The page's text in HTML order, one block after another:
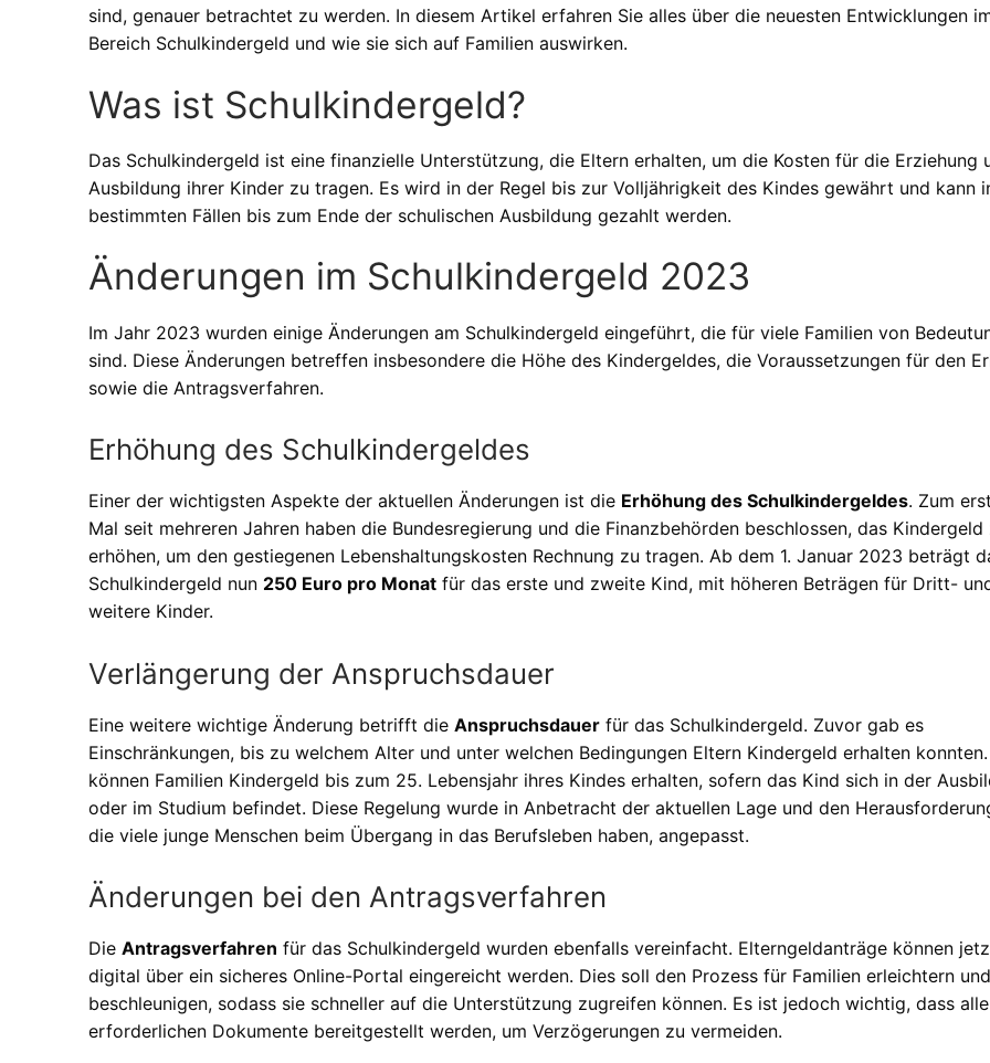
sind, genauer betrachtet zu werden. In diesem Artikel erfahren Sie alles über die neuesten Entwicklungen
Bereich Schulkindergeld und wie sie sich auf Familien auswirken.
Was ist Schulkindergeld?
Das Schulkindergeld ist eine finanzielle Unterstützung, die Eltern erhalten, um die Kosten für die Erziehung
Ausbildung ihrer Kinder zu tragen. Es wird in der Regel bis zur Volljährigkeit des Kindes gewährt und kann
bestimmten Fällen bis zum Ende der schulischen Ausbildung gezahlt werden.
Änderungen im Schulkindergeld 2023
Im Jahr 2023 wurden einige Änderungen am Schulkindergeld eingeführt, die für viele Familien von
sind. Diese Änderungen betreffen insbesondere die Höhe des Kindergeldes, die Voraussetzungen für den
sowie die Antragsverfahren.
Erhöhung des Schulkindergeldes
Einer der wichtigsten Aspekte der aktuellen Änderungen ist die Erhöhung des Schulkindergeldes. Zum
Mal seit mehreren Jahren haben die Bundesregierung und die Finanzbehörden beschlossen, das Kindergeld
erhöhen, um den gestiegenen Lebenshaltungskosten Rechnung zu tragen. Ab dem 1. Januar 2023 beträgt
Schulkindergeld nun 250 Euro pro Monat für das erste und zweite Kind, mit höheren Beträgen für Dritt-
weitere Kinder.
Verlängerung der Anspruchsdauer
Eine weitere wichtige Änderung betrifft die Anspruchsdauer für das Schulkindergeld. Zuvor gab es
Einschränkungen, bis zu welchem Alter und unter welchen Bedingungen Eltern Kindergeld erhalten
können Familien Kindergeld bis zum 25. Lebensjahr ihres Kindes erhalten, sofern das Kind sich in der
oder im Studium befindet. Diese Regelung wurde in Anbetracht der aktuellen Lage und den
die viele junge Menschen beim Übergang in das Berufsleben haben, angepasst.
Änderungen bei den Antragsverfahren
Die Antragsverfahren für das Schulkindergeld wurden ebenfalls vereinfacht. Elterngeldanträge können
digital über ein sicheres Online-Portal eingereicht werden. Dies soll den Prozess für Familien erleichtern und
beschleunigen, sodass sie schneller auf die Unterstützung zugreifen können. Es ist jedoch wichtig, dass alle
erforderlichen Dokumente bereitgestellt werden, um Verzögerungen zu vermeiden.